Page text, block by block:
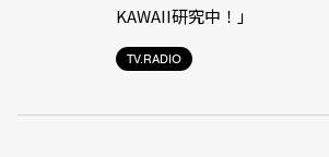
TV.RADIO
KAWAII研究中！」